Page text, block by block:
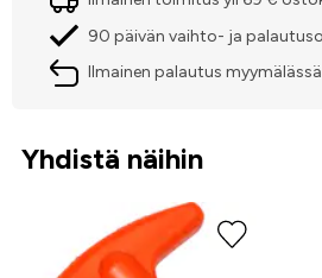
90 päivän vaihto- ja
Ilmainen palautus myymälässä
Yhdistä näihin